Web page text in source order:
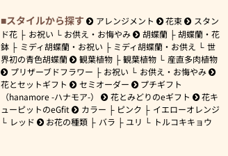
スタイルから探す アレンジメント 花束
スタン
ド花
お祝い お供え・お悔やみ 胡蝶蘭
胡蝶蘭・花
鉢
ミディ胡蝶蘭・お祝い ミディ胡蝶蘭・お供え
世
界初の青色胡蝶蘭
観葉植物 観葉植物
産直多肉植物
プリザーブドフラワー
お祝い
お供え・お悔やみ
花とセットギフト
セミオーダー
プチギフト
（hanamore -ハナモア-）
花とみどりのeギフト
花キ
ューピットのeGfit
カラー ピンク
イエローオレンジ
レッド
お花の種類 バラ ユリ トルコキキョウ